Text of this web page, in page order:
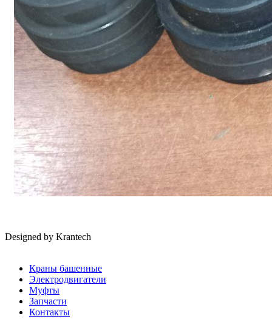
Designed by Krantech
Краны башенные
Электродвигатели
Муфты
Запчасти
Контакты